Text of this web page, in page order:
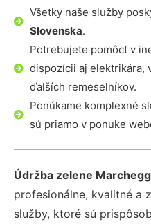
Všetky naše služby
Slovenska.
Potrebujete pomôcť v
dispozícii aj elektrikára,
ďalších remeselníkov.
Ponúkame komplexné
sú priamo v ponuke
Údržba zelene
profesionálne, kvalitné a
služby, ktoré sú